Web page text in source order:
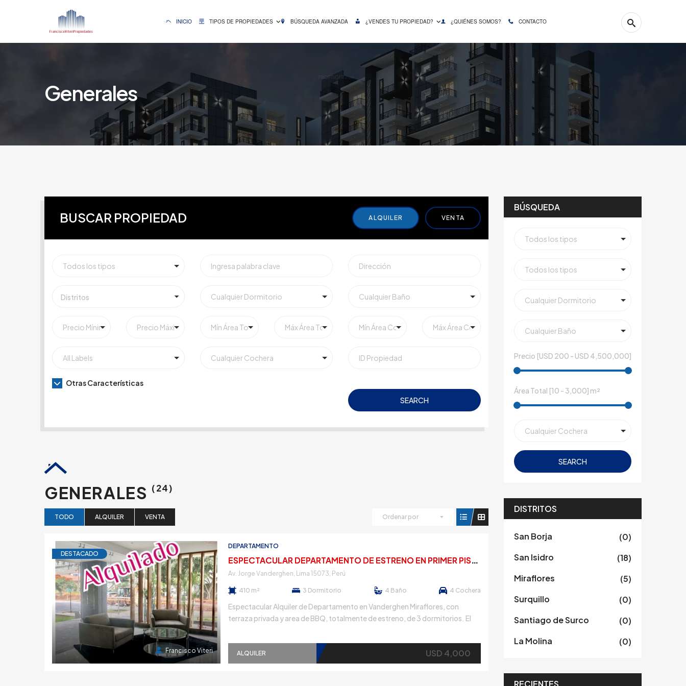
INICIO TIPOS DE PROPIEDADES BÚSQUEDA AVANZADA ¿VENDES TU PROPIEDAD? ¿QUIÉNES SOMOS? CONTACTO
Generales
BUSCAR PROPIEDAD ALQUILER VENTA
Distritos
Otras Características
SEARCH
GENERALES (24)
TODO ALQUILER VENTA Ordenar por
DESTACADO
Francisco Viteri
6 años atrás
DEPARTAMENTO
E
SPECTACULAR DEPARTAMENTO DE ESTRENO EN PRIMER PISO CON TERRAZA Y JARDÍN
Av. Jorge Vanderghen, Lima 15073, Perú
410 m² 3 Dormitorio 4 Baño 4 Cochera
Espectacular Alquiler de Departamento en Vanderghen Miraflores, con
terraza privada y area de BBQ, totalmente de estreno, de 3 dormitorios. El
comedor de diario, lavandería, cuarto y baño de servicio, baño de vistas,
ascensor directo al departamento. Además, cuenta con una amplia sala de
estar que […]
ALQUILER USD 4,000
BÚSQUEDA
Precio [USD 200 - USD 4,500,000]
Área Total [10 - 3,000] m²
SEARCH
DISTRITOS
San Borja
(0)
San Isidro
(18)
Miraflores
(5)
Surquillo
(0)
Santiago de Surco
(0)
La Molina
(0)
RECIENTES